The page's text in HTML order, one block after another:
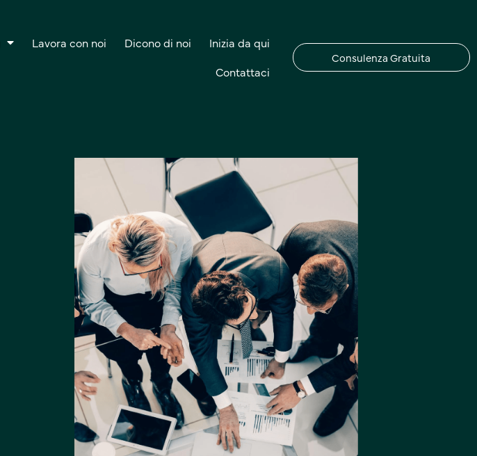
Lavora con noi Dicono di noi
Inizia da qui
Contattaci
Consulenza Gratuita